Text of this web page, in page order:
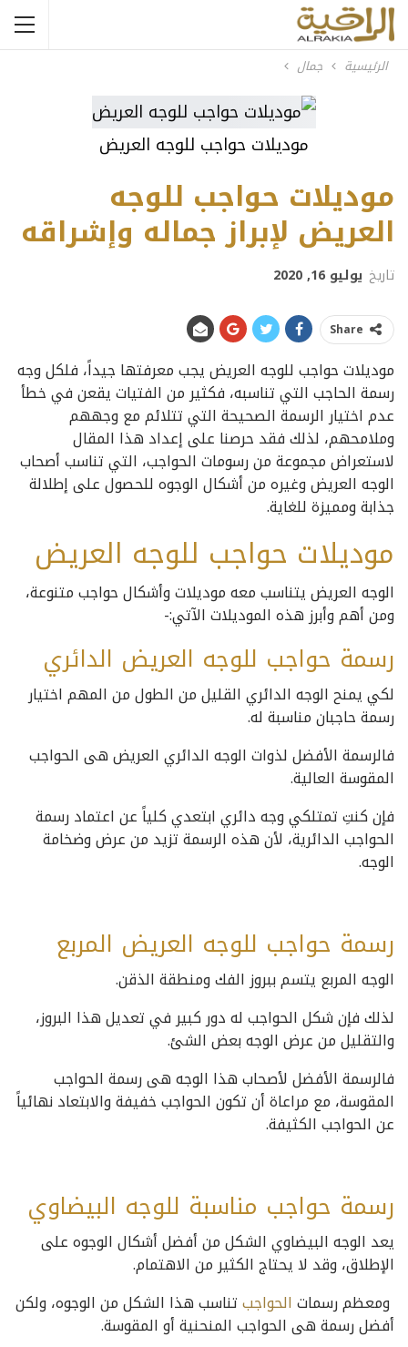
الرئيسية جمال
موديلات حواجب للوجه العريض
موديلات حواجب للوجه
العريض لإبراز جماله وإشراقه
تاريخ يوليو 16, 2020
Share
موديلات حواجب للوجه العريض يجب معرفتها جيداً، فلكل وجه
رسمة الحاجب التي تناسبه، فكثير من الفتيات يقعن في خطأ
عدم اختيار الرسمة الصحيحة التي تتلائم مع وجههم
وملامحهم، لذلك فقد حرصنا على إعداد هذا المقال
لاستعراض مجموعة من رسومات الحواجب، التي تناسب أصحاب
الوجه العريض وغيره من أشكال الوجوه للحصول على إطلالة
جذابة ومميزة للغاية.
موديلات حواجب للوجه العريض
الوجه العريض يتناسب معه موديلات وأشكال حواجب متنوعة،
ومن أهم وأبرز هذه الموديلات الآتي:-
رسمة حواجب للوجه العريض الدائري
لكي يمنح الوجه الدائري القليل من الطول من المهم اختيار
رسمة حاجبان مناسبة له.
فالرسمة الأفضل لذوات الوجه الدائري العريض هى الحواجب
المقوسة العالية.
فإن كنتِ تمتلكي وجه دائري ابتعدي كلياً عن اعتماد رسمة
الحواجب الدائرية، لأن هذه الرسمة تزيد من عرض وضخامة
الوجه.
رسمة حواجب للوجه العريض المربع
الوجه المربع يتسم ببروز الفك ومنطقة الذقن.
لذلك فإن شكل الحواجب له دور كبير في تعديل هذا البروز،
والتقليل من عرض الوجه بعض الشئ.
فالرسمة الأفضل لأصحاب هذا الوجه هى رسمة الحواجب
المقوسة، مع مراعاة أن تكون الحواجب خفيفة والابتعاد نهائياً
عن الحواجب الكثيفة.
رسمة حواجب مناسبة للوجه البيضاوي
يعد الوجه البيضاوي الشكل من أفضل أشكال الوجوه على
الإطلاق، وقد لا يحتاج الكثير من الاهتمام.
ومعظم رسمات الحواجبتناسب هذا الشكل من الوجوه، ولكن
أفضل رسمة هى الحواجب المنحنية أو المقوسة.